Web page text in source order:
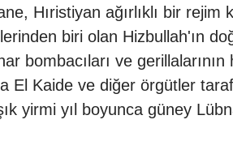
Hıristiyan ağırlıklı bir rejim
biri olan Hizbullah'ın
bombacıları ve gerillalarının
El Kaide ve diğer örgütler
yirmi yıl boyunca güney